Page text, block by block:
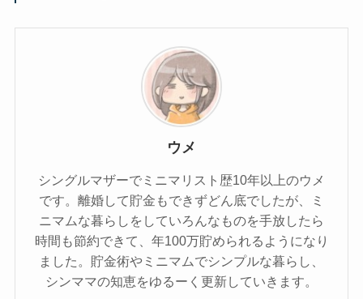
ウメ
シングルマザーでミニマリスト歴10年以上のウメ
です。離婚して貯金もできずどん底でしたが、ミ
ニマムな暮らしをしていろんなものを手放したら
時間も節約できて、年100万貯められるようになり
ました。貯金術やミニマムでシンプルな暮らし、
シンママの知恵をゆるーく更新していきます。